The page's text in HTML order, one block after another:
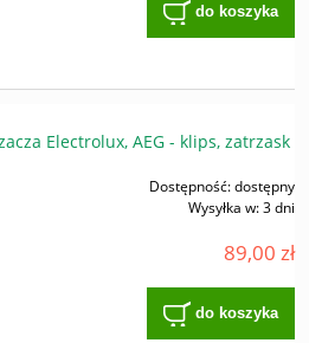
do koszyka
Electrolux, AEG - klips, zatrzask
Dostępność:dostępny
Wysyłka w:3 dni
89,00 zł
do koszyka